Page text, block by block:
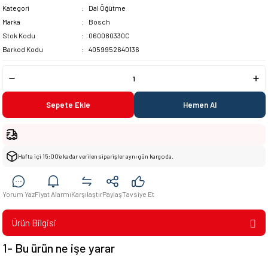
Kategori
Dal Öğütme
Marka
Bosch
Stok Kodu
060080330C
Barkod Kodu
4059952640136
Sepete Ekle Hemen Al
Hafta içi 15:00’e kadar verilen siparişler aynı gün kargoda.
Yorum YazFiyat AlarmıKarşılaştırPaylaşTavsiye Et
Ürün Bilgisi
1- Bu ürün ne işe yarar